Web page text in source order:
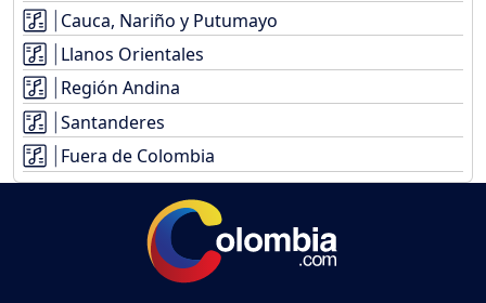
Cauca, Nariño y Putumayo
Llanos Orientales
Región Andina
Santanderes
Fuera de Colombia